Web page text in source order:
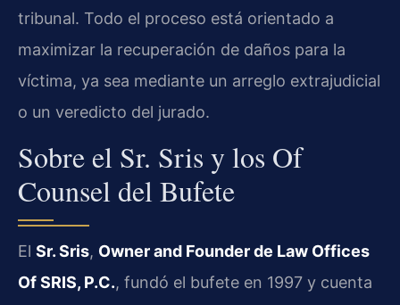
tribunal. Todo el proceso está orientado a
maximizar la recuperación de daños para la
víctima, ya sea mediante un arreglo extrajudicial
o un veredicto del jurado.
Sobre el Sr. Sris y los Of
Counsel del Bufete
El Sr. Sris, Owner and Founder de Law Offices
Of SRIS, P.C., fundó el bufete en 1997 y cuenta